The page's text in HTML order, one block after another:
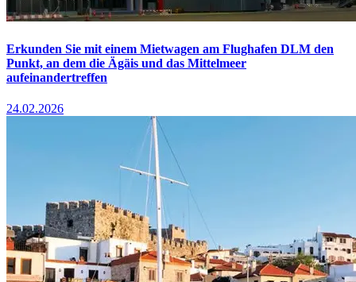
Erkunden Sie mit einem Mietwagen am Flughafen DLM den
Punkt, an dem die Ägäis und das Mittelmeer
aufeinandertreffen
24.02.2026